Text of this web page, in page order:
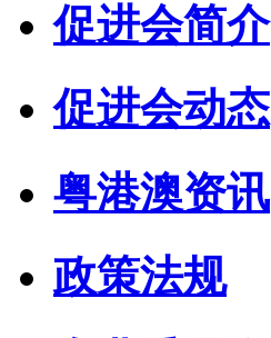
促进会简介
促进会动态
粤港澳资讯
政策法规